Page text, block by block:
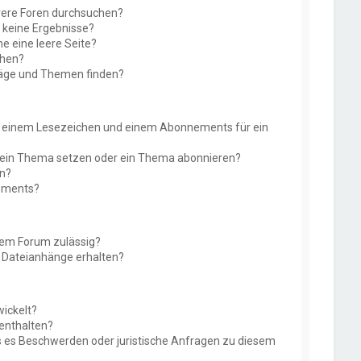
Foren durchsuchen?
Ergebnisse?
eine leere Seite?
und Themen finden?
Lesezeichen und einem Abonnements für ein
Thema setzen oder ein Thema abonnieren?
Forum zulässig?
erhalten?
Beschwerden oder juristische Anfragen zu diesem